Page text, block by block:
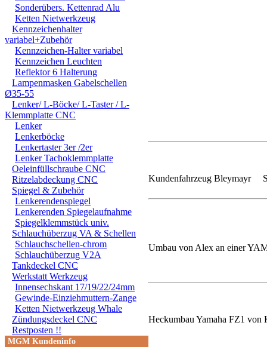
Sonderübers. Kettenrad Alu
Ketten Nietwerkzeug
Kennzeichenhalter
variabel+Zubehör
Kennzeichen-Halter variabel
Kennzeichen Leuchten
Reflektor 6 Halterung
Lampenmasken Gabelschellen
Ø35-55
Lenker/ L-Böcke/ L-Taster / L-
Klemmplatte CNC
Lenker
Lenkerböcke
Lenkertaster 3er /2er
Lenker Tachoklemmplatte
Oeleinfüllschraube CNC
Ritzelabdeckung CNC
Spiegel & Zubehör
Lenkerendenspiegel
Lenkerenden Spiegelaufnahme
Spiegelklemmstück univ.
Schlauchüberzug VA & Schellen
Schlauchschellen-chrom
Schlauchüberzug V2A
Tankdeckel CNC
Werkstatt Werkzeug
Innensechskant 17/19/22/24mm
Gewinde-Einziehmuttern-Zange
Ketten Nietwerkzeug Whale
Zündungsdeckel CNC
Restposten !!
MGM Kundeninfo
Kundenfahrzeug Bleymayr
Umbau von Alex an einer
Heckumbau Yamaha FZ1 von